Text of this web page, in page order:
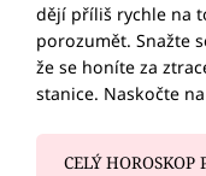
dějí příliš rychle na
porozumět. Snažte
že se honíte za
stanice. Naskočte
CELÝ HOROSKOP